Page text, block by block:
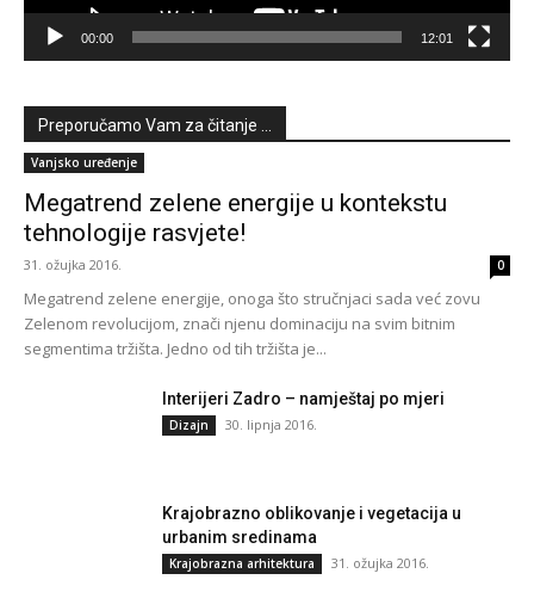
00:00 12:01
Preporučamo Vam za čitanje ...
Vanjsko uređenje
Megatrend zelene energije u kontekstu
tehnologije rasvjete!
31. ožujka 2016. 0
Megatrend zelene energije, onoga što stručnjaci sada već zovu
Zelenom revolucijom, znači njenu dominaciju na svim bitnim
segmentima tržišta. Jedno od tih tržišta je...
Interijeri Zadro – namještaj po mjeri
Dizajn 30. lipnja 2016.
Krajobrazno oblikovanje i vegetacija u
urbanim sredinama
Krajobrazna arhitektura 31. ožujka 2016.